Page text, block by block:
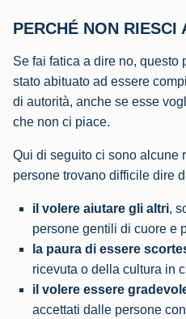
PERCHÉ NON RIESCI
Se fai fatica a dire no, questo
stato abituato ad essere
di autorità, anche se esse
che non ci piace.
Qui di seguito ci sono alcune
persone trovano difficile dire
il volere aiutare gli altri,
persone gentili di cuore e
la paura di essere
ricevuta o della cultura in
il volere essere
accettati dalle persone